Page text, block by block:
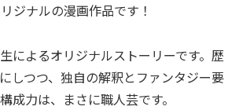
ジナルの漫画作品です！
によるオリジナルストーリーです。歴
しつつ、独自の解釈とファンタジー要
成力は、まさに職人芸です。